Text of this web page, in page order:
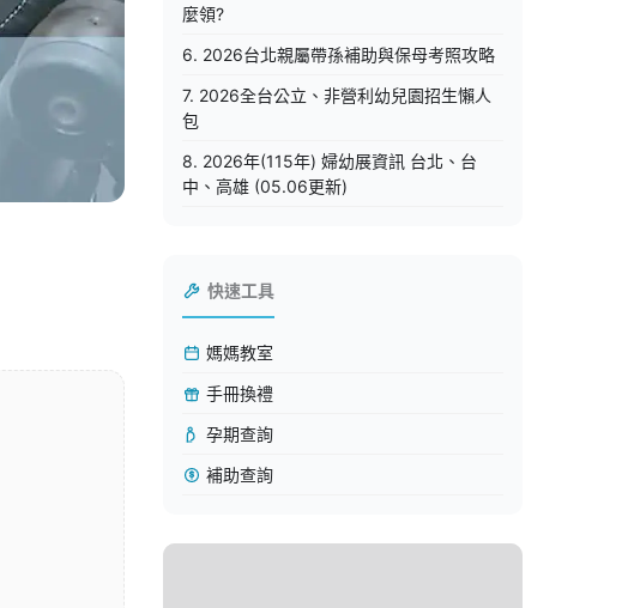
麼領?
6. 2026台北親屬帶孫補助與保母考照攻略
7. 2026全台公立、非營利幼兒園招生懶人
包
8. 2026年(115年) 婦幼展資訊 台北、台
中、高雄 (05.06更新)
快速工具
媽媽教室
手冊換禮
孕期查詢
補助查詢